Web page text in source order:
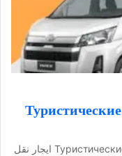
ايجار تويوتا هاي اس 2023, Туристические
ايجار تويوتا هاي اس 2023, Туристические перевозки ايجار نقل